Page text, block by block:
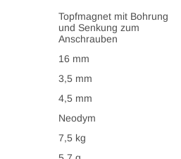
Topfmagnet mit Bohrung
und Senkung zum
Anschrauben
16 mm
3,5 mm
4,5 mm
Neodym
7,5 kg